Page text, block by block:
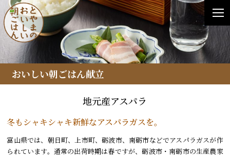
おいしい朝ごはん献立
地元産アスパラ
冬もシャキシャキ新鮮なアスパラガスを。
富山県では、朝日町、上市町、砺波市、南砺市などでアスパラガスが作
られています。通常の出荷時期は春ですが、砺波市・南砺市の生産農家